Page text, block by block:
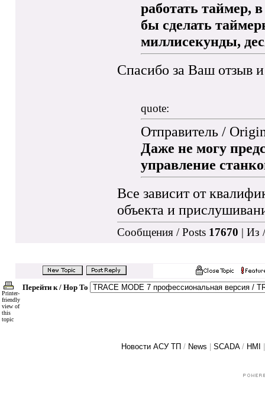
работать таймер,
бы сделать
миллисекунды,
Спасибо за Ваш отзыв
quote:
Отправитель /
Даже не могу
управление
Все зависит от
объекта и
Сообщения / Posts 17670 | Из
Printer-
friendly
view of
this
topic
Перейти к / Hop To
Новости АСУ ТП / News SCADA/ HMI